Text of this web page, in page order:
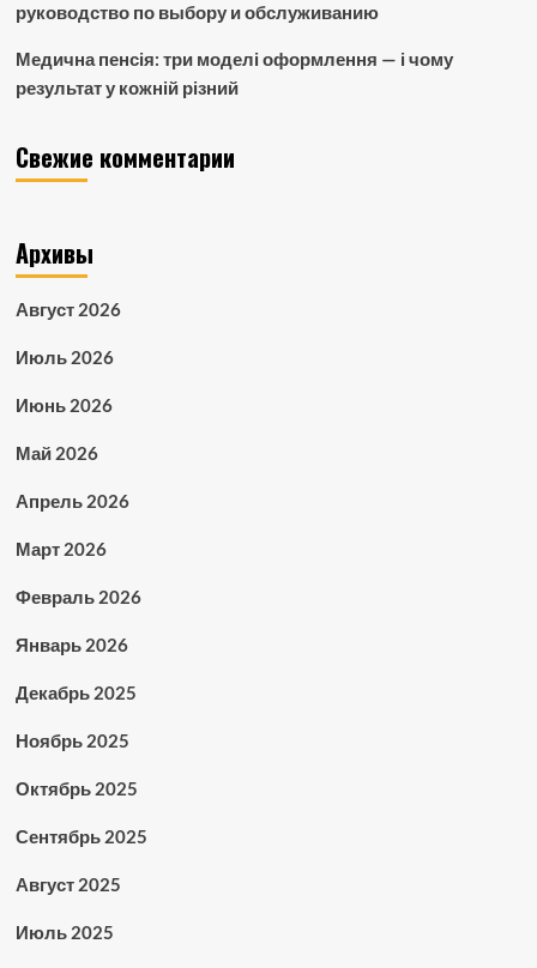
руководство по выбору и обслуживанию
Медична пенсія: три моделі оформлення — і чому
результат у кожній різний
Свежие комментарии
Архивы
Август 2026
Июль 2026
Июнь 2026
Май 2026
Апрель 2026
Март 2026
Февраль 2026
Январь 2026
Декабрь 2025
Ноябрь 2025
Октябрь 2025
Сентябрь 2025
Август 2025
Июль 2025